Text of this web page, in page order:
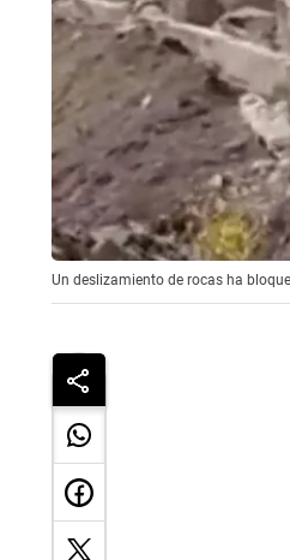
Un deslizamiento de rocas ha